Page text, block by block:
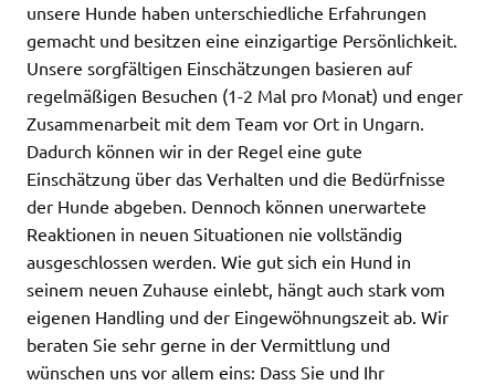
unsere Hunde haben unterschiedliche Erfahrungen
gemacht und besitzen eine einzigartige Persönlichkeit.
Unsere sorgfältigen Einschätzungen basieren auf
regelmäßigen Besuchen (1-2 Mal pro Monat) und enger
Zusammenarbeit mit dem Team vor Ort in Ungarn.
Dadurch können wir in der Regel eine gute
Einschätzung über das Verhalten und die Bedürfnisse
der Hunde abgeben. Dennoch können unerwartete
Reaktionen in neuen Situationen nie vollständig
ausgeschlossen werden. Wie gut sich ein Hund in
seinem neuen Zuhause einlebt, hängt auch stark vom
eigenen Handling und der Eingewöhnungszeit ab. Wir
beraten Sie sehr gerne in der Vermittlung und
wünschen uns vor allem eins: Dass Sie und Ihr